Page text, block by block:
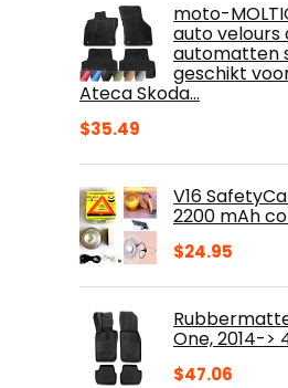
moto-
auto
automatten
geschikt
Ateca Skoda…
$35.49
V16
2200 mAh
$24.95
One, 2014->
$47.06